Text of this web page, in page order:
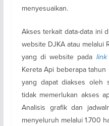
menyesuaikan.
Akses terkait data-data ini
website DJKA atau melalui
yang di website pada link
Kereta Api beberapa
yang dapat diakses oleh
tidak memerlukan akses
Analisis grafik dan
menyeluruh melalui 1.700